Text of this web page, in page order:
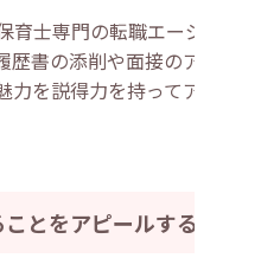
士専門の転職エージェン
書の添削や面接のアドバ
を説得力を持ってアピー
とをアピールする